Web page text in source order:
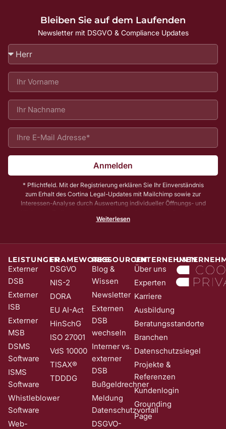
Bleiben Sie auf dem Laufenden
Newsletter mit DSGVO & Compliance Updates
Anmelden
* Pflichtfeld. Mit der Registrierung erklären Sie Ihr Einverständnis
zum Erhalt des Cortina Legal-Updates mit Mailchimp sowie zur
Interessen-Analyse durch Auswertung individueller Öffnungs- und
noch eine E-Mail mit einem Bestätigungs-Link (sog. Double-Opt-In);
Wirkung für die Zukunft und ohne Angabe von Gründen widerrufen;
z. B. durch Klick auf den Abmeldelink am Ende jedes Newsletters.
Nähere Informationen zur Verarbeitung Ihrer Daten finden Sie in
Date​​​​nschutzerklärung .
Weiterlesen
LEISTUNGEN
Externer
DSB
Externer
ISB
Externer
MSB
DSMS
Software
ISMS
Software
Whistleblower
Software
Web-
FRAMEWORKS
DSGVO
NIS-2
DORA
EU AI-Act
HinSchG
ISO 27001
VdS 10000
TISAX®
TDDDG
RESSOURCEN
Blog &
Wissen
Newsletter
Externen
DSB
wechseln
Interner vs.
externer
DSB
Bußgeldrechner
Meldung
Datenschutzvorfall
DSGVO-
UNTERNEHMEN
Über uns
Experten
Karriere
Ausbildung
Beratungsstandorte
Branchen
Datenschutzsiegel
Projekte &
Referenzen
Kundenlogin
Grounding
Page